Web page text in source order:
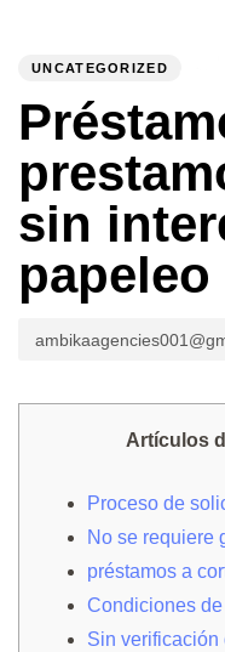
UNCATEGORIZED
sin
papeleo
Artículos
Proceso de
No se requiere
préstamos a
Condiciones
Sin verificación